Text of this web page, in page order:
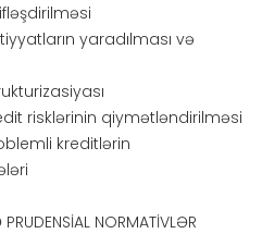
yaradılması və
risklərinin qiymətləndirilməsi
kreditlərin
NORMATİVLƏR